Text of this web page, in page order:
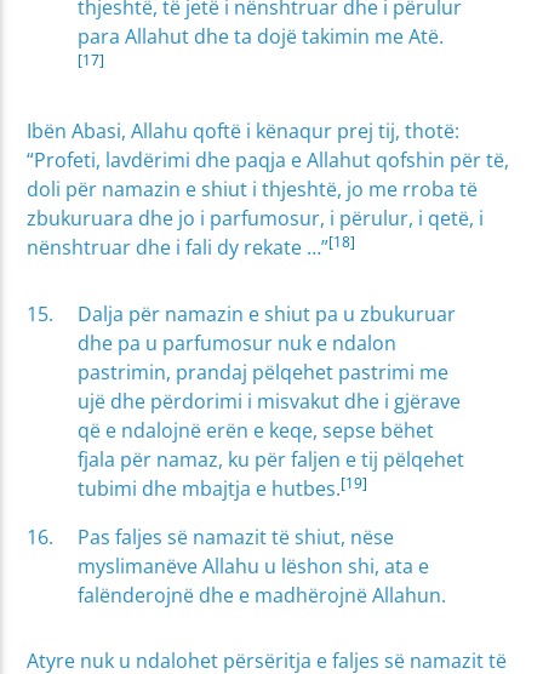
thjeshtë, të jetë i nënshtruar dhe i përulur
para Allahut dhe ta dojë takimin me Atë.
[17]
Ibën Abasi, Allahu qoftë i kënaqur prej tij, thotë:
“Profeti, lavdërimi dhe paqja e Allahut qofshin për të,
doli për namazin e shiut i thjeshtë, jo me rroba të
zbukuruara dhe jo i parfumosur, i përulur, i qetë, i
nënshtruar dhe i fali dy rekate …”[18]
Dalja për namazin e shiut pa u zbukuruar
dhe pa u parfumosur nuk e ndalon
pastrimin, prandaj pëlqehet pastrimi me
ujë dhe përdorimi i misvakut dhe i gjërave
që e ndalojnë erën e keqe, sepse bëhet
fjala për namaz, ku për faljen e tij pëlqehet
tubimi dhe mbajtja e hutbes.[19]
Pas faljes së namazit të shiut, nëse
myslimanëve Allahu u lëshon shi, ata e
falënderojnë dhe e madhërojnë Allahun.
Atyre nuk u ndalohet përsëritja e faljes së namazit të